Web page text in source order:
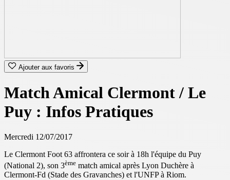
Ajouter aux favoris
Match Amical Clermont / Le
Puy : Infos Pratiques
Mercredi 12/07/2017
Le Clermont Foot 63 affrontera ce soir à 18h l'équipe du Puy
(National 2), son 3ème match amical après Lyon Duchère à
Clermont-Fd (Stade des Gravanches) et l'UNFP à Riom.